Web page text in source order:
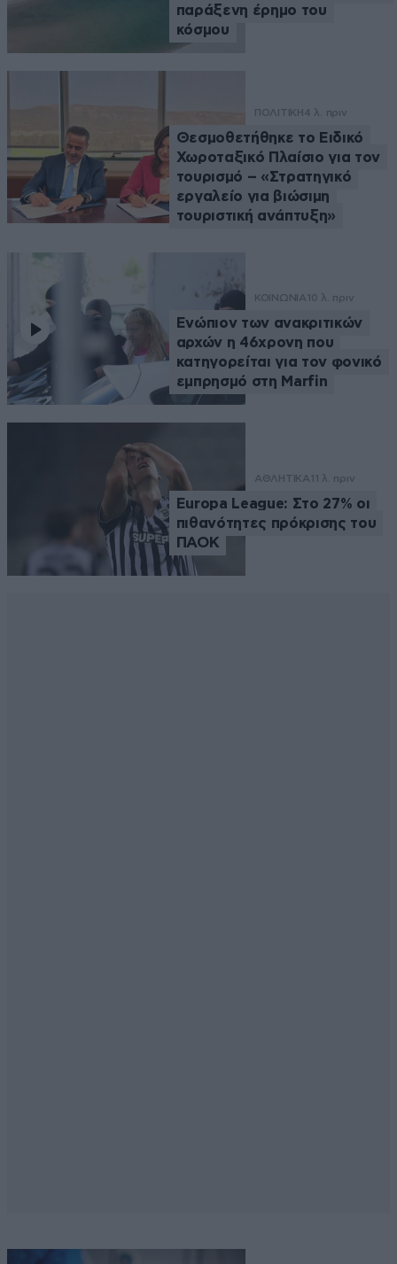
παράξενη έρημο του
κόσμου
ΠΟΛΙΤΙΚΗ4 λ. πριν
Θεσμοθετήθηκε το Ειδικό
Χωροταξικό Πλαίσιο για τον
τουρισμό – «Στρατηγικό
εργαλείο για βιώσιμη
τουριστική ανάπτυξη»
ΚΟΙΝΩΝΙΑ 10 λ. πριν
Ενώπιον των ανακριτικών
αρχών η 46χρονη που
κατηγορείται για τον φονικό
εμπρησμό στη Marfin
ΑΘΛΗΤΙΚΑ 11 λ. πριν
Europa League: Στο 27% οι
πιθανότητες πρόκρισης του
ΠΑΟΚ